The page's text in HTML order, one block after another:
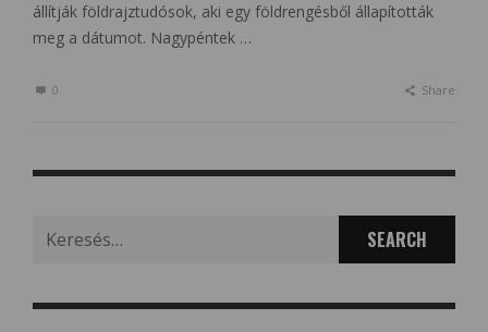
állítják földrajztudósok, aki egy földrengésből állapították
meg a dátumot. Nagypéntek …
0 Share